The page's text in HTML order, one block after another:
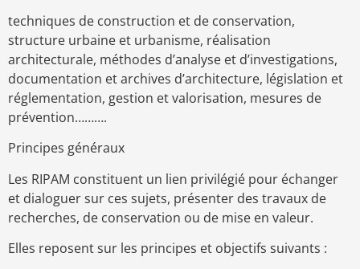
techniques de construction et de conservation,
structure urbaine et urbanisme, réalisation
architecturale, méthodes d’analyse et d’investigations,
documentation et archives d’architecture, législation et
réglementation, gestion et valorisation, mesures de
prévention……….
Principes généraux
Les RIPAM constituent un lien privilégié pour échanger
et dialoguer sur ces sujets, présenter des travaux de
recherches, de conservation ou de mise en valeur.
Elles reposent sur les principes et objectifs suivants :